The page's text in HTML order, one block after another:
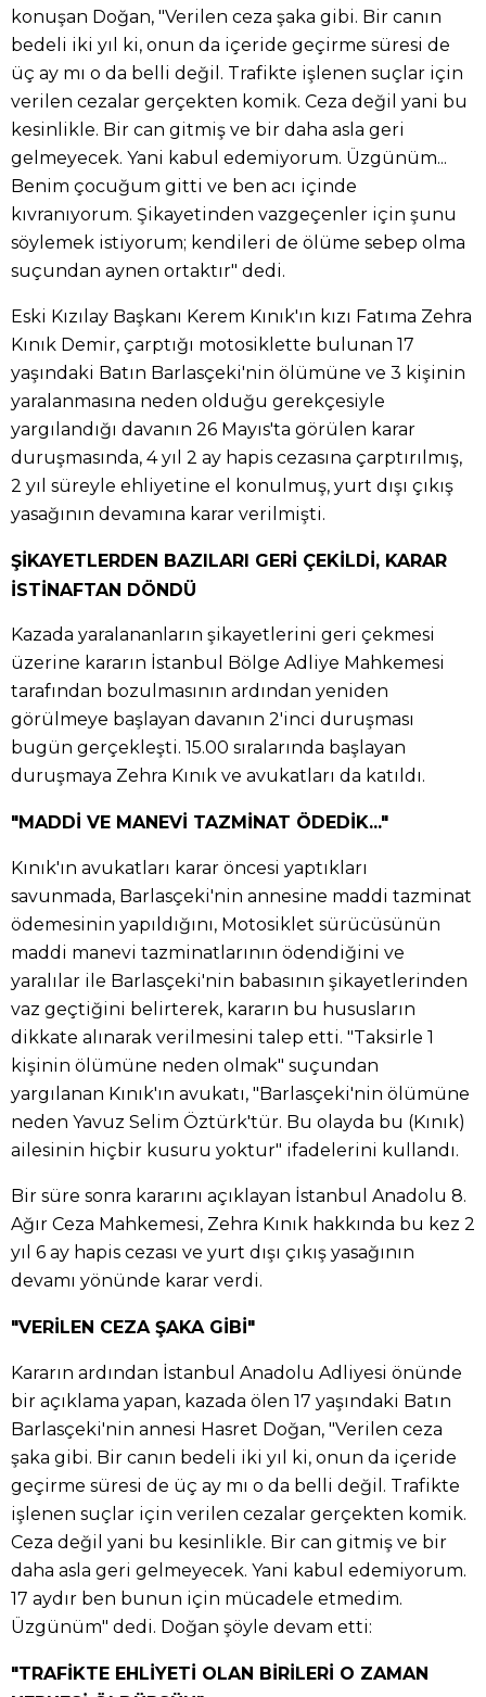
konuşan Doğan, "Verilen ceza şaka gibi. Bir canın
bedeli iki yıl ki, onun da içeride geçirme süresi de
üç ay mı o da belli değil. Trafikte işlenen suçlar için
verilen cezalar gerçekten komik. Ceza değil yani bu
kesinlikle. Bir can gitmiş ve bir daha asla geri
gelmeyecek. Yani kabul edemiyorum. Üzgünüm...
Benim çocuğum gitti ve ben acı içinde
kıvranıyorum. Şikayetinden vazgeçenler için şunu
söylemek istiyorum; kendileri de ölüme sebep olma
suçundan aynen ortaktır" dedi.
Eski Kızılay Başkanı Kerem Kınık'ın kızı Fatıma Zehra
Kınık Demir, çarptığı motosiklette bulunan 17
yaşındaki Batın Barlasçeki'nin ölümüne ve 3 kişinin
yaralanmasına neden olduğu gerekçesiyle
yargılandığı davanın 26 Mayıs'ta görülen karar
duruşmasında, 4 yıl 2 ay hapis cezasına çarptırılmış,
2 yıl süreyle ehliyetine el konulmuş, yurt dışı çıkış
yasağının devamına karar verilmişti.
ŞİKAYETLERDEN BAZILARI GERİ ÇEKİLDİ, KARAR
İSTİNAFTAN DÖNDÜ
Kazada yaralananların şikayetlerini geri çekmesi
üzerine kararın İstanbul Bölge Adliye Mahkemesi
tarafından bozulmasının ardından yeniden
görülmeye başlayan davanın 2'inci duruşması
bugün gerçekleşti. 15.00 sıralarında başlayan
duruşmaya Zehra Kınık ve avukatları da katıldı.
"MADDİ VE MANEVİ TAZMİNAT ÖDEDİK..."
Kınık'ın avukatları karar öncesi yaptıkları
savunmada, Barlasçeki'nin annesine maddi tazminat
ödemesinin yapıldığını, Motosiklet sürücüsünün
maddi manevi tazminatlarının ödendiğini ve
yaralılar ile Barlasçeki'nin babasının şikayetlerinden
vaz geçtiğini belirterek, kararın bu hususların
dikkate alınarak verilmesini talep etti. "Taksirle 1
kişinin ölümüne neden olmak" suçundan
yargılanan Kınık'ın avukatı, "Barlasçeki'nin ölümüne
neden Yavuz Selim Öztürk'tür. Bu olayda bu (Kınık)
ailesinin hiçbir kusuru yoktur" ifadelerini kullandı.
Bir süre sonra kararını açıklayan İstanbul Anadolu 8.
Ağır Ceza Mahkemesi, Zehra Kınık hakkında bu kez 2
yıl 6 ay hapis cezası ve yurt dışı çıkış yasağının
devamı yönünde karar verdi.
"VERİLEN CEZA ŞAKA GİBİ"
Kararın ardından İstanbul Anadolu Adliyesi önünde
bir açıklama yapan, kazada ölen 17 yaşındaki Batın
Barlasçeki'nin annesi Hasret Doğan, "Verilen ceza
şaka gibi. Bir canın bedeli iki yıl ki, onun da içeride
geçirme süresi de üç ay mı o da belli değil. Trafikte
işlenen suçlar için verilen cezalar gerçekten komik.
Ceza değil yani bu kesinlikle. Bir can gitmiş ve bir
daha asla geri gelmeyecek. Yani kabul edemiyorum.
17 aydır ben bunun için mücadele etmedim.
Üzgünüm" dedi. Doğan şöyle devam etti:
"TRAFİKTE EHLİYETİ OLAN BİRİLERİ O ZAMAN